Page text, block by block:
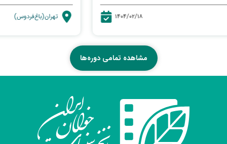
تهران(باغ‌فردوس) ۱۴۰۴/۰۲/۲۰
مشاهده تمامی دوره‌ها